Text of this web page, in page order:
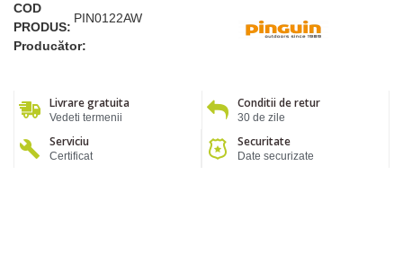
COD
PRODUS:
PIN0122AW
Producător:
Livrare gratuita
Vedeti termenii
Conditii de retur
30 de zile
Serviciu
Certificat
Securitate
Date securizate